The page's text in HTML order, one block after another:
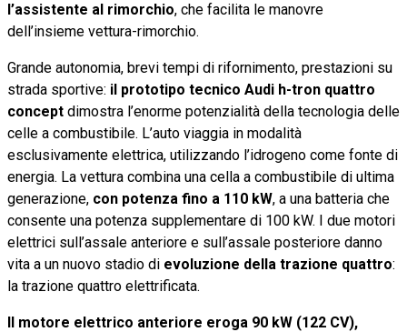
l’assistente al rimorchio, che facilita le manovre
dell’insieme vettura-rimorchio.
Grande autonomia, brevi tempi di rifornimento, prestazioni su
strada sportive: il prototipo tecnico Audi h-tron quattro
concept dimostra l’enorme potenzialità della tecnologia delle
celle a combustibile. L’auto viaggia in modalità
esclusivamente elettrica, utilizzando l’idrogeno come fonte di
energia. La vettura combina una cella a combustibile di ultima
generazione, con potenza fino a 110 kW, a una batteria che
consente una potenza supplementare di 100 kW. I due motori
elettrici sull’assale anteriore e sull’assale posteriore danno
vita a un nuovo stadio di evoluzione della trazione quattro:
la trazione quattro elettrificata.
Il motore elettrico anteriore eroga 90 kW (122 CV),